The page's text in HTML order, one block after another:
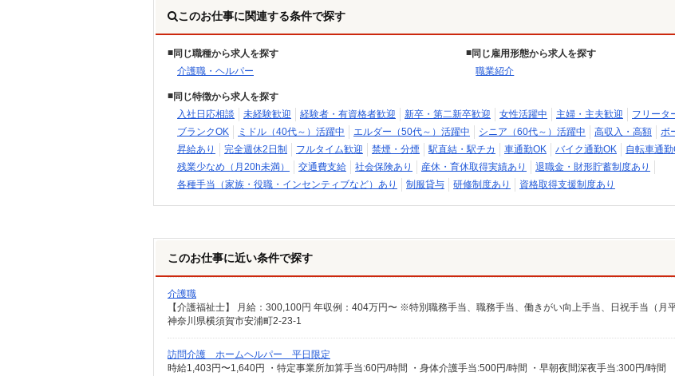
このお仕事に関連する条件で探す
同じ職種から求人を探す
介護職・ヘルパー
同じ雇用形態から求人を探す
職業紹介
同じ特徴から求人を探す
入社日応相談
未経験歓迎 経験者・有資格者歓迎 新卒・第二新卒歓迎 女性活躍中 主婦・主夫歓迎 フリータ
ブランクOK
ミドル（40代～）活躍中 エルダー（50代～）活躍中 シニア（60代～）活躍中 高収入・高額
ボ
昇給あり
完全週休2日制 フルタイム歓迎 禁煙・分煙 駅直結・駅チカ 車通勤OK バイク通勤OK
自転車通
残業少なめ（月20h未満）
交通費支給 社会保険あり 産休・育休取得実績あり
退職金・財形貯蓄制度あり
各種手当（家族・役職・インセンティブなど）あり
制服貸与 研修制度あり 資格取得支援制度あり
このお仕事に近い条件で探す
介護職
神奈川県横須賀市安浦町2-23-1
訪問介護 ホームヘルパー 平日限定